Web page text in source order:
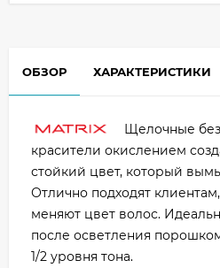
ОБЗОР ХАРАКТЕРИСТИКИ
Щелочные
красители окислением
стойкий цвет, который
Отлично подходят
меняют цвет волос.
после осветления
1/2 уровня тона.